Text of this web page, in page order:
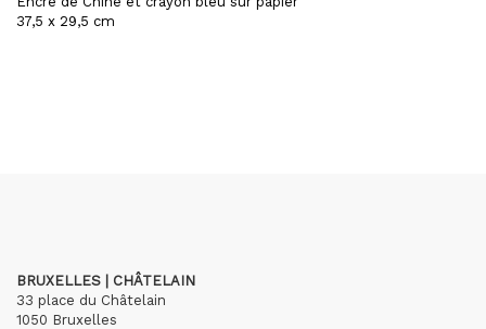
37,5 x 29,5 cm
BRUXELLES | CHÂTELAIN
33 place du Châtelain
1050 Bruxelles